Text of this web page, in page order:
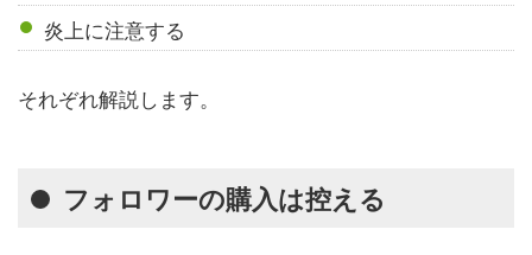
炎上に注意する
それぞれ解説します。
フォロワーの購入は控える